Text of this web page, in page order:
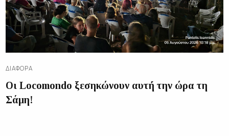
ΔΙΑΦΟΡΑ
Οι Locomondo ξεσηκώνουν αυτή την ώρα τη
Σάμη!